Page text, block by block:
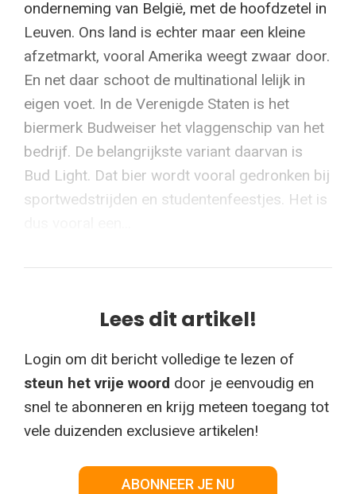
onderneming van België, met de hoofdzetel in
Leuven. Ons land is echter maar een kleine
afzetmarkt, vooral Amerika weegt zwaar door.
En net daar schoot de multinational lelijk in
eigen voet. In de Verenigde Staten is het
biermerk Budweiser het vlaggenschip van het
bedrijf. De belangrijkste variant daarvan is
Bud Light. Dat bier wordt vooral gedronken bij
sportwedstrijden en studentenfeestjes. Het is
Lees dit artikel!
Login om dit bericht volledige te lezen of
steun het vrije woord door je eenvoudig en
snel te abonneren en krijg meteen toegang tot
vele duizenden exclusieve artikelen!
ABONNEER JE NU